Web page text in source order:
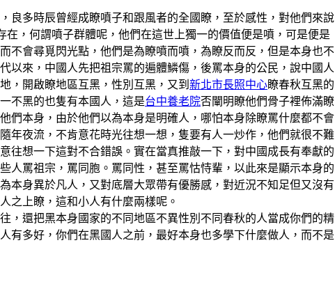
良多時辰曾經成瞭噴子和跟風者的全國瞭，至於感性，對他們來說
在，何謂噴子群體呢，他們在這世上獨一的價值便是噴，可是便是
不會尋覓閃光點，他們是為瞭噴而噴，為瞭反而反，但是本身也不
以來，中國人先把祖宗罵的遍體鱗傷，後罵本身的公民，說中國人
，開啟瞭地區互黑，性別互黑，又到 新北市長照中心瞭春秋互黑的
不黑的也隻有本國人，這是台中養老院否闡明瞭他們骨子裡佈滿瞭
們本身，由於他們以為本身是明確人，哪怕本身除瞭罵什麼都不會
年夜流，不肯意花時光往想一想，隻要有人一炒作，他們就很不難
往想一下這對不合錯誤。實在當真推敲一下，對中國成長有奉獻的
人罵祖宗，罵同胞。罵同性，甚至罵怙恃輩，以此來是顯示本身的
本身異於凡人，又對底層大眾帶有優勝感，對近況不知足但又沒有
之上瞭，這和小人有什麼兩樣呢。
還把黑本身國家的不同地區不異性別不同春秋的人當成你們的精
有多好，你們在黑國人之前，最好本身也多學下什麼做人，而不是